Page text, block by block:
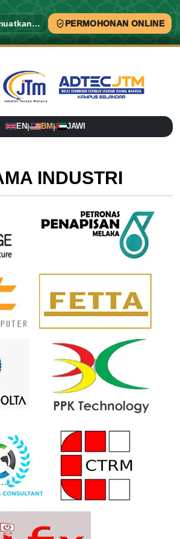
PERMOHONAN ONLINE
EN| BM| JAWI
INDUSTRI